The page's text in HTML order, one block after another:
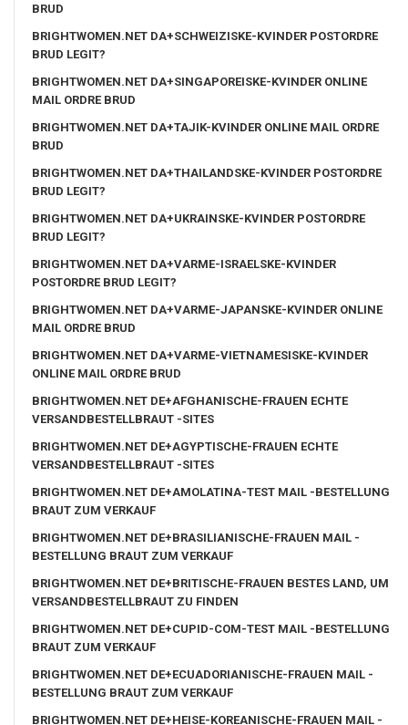
BRUD
BRIGHTWOMEN.NET DA+SCHWEIZISKE-KVINDER POSTORDRE
BRUD LEGIT?
BRIGHTWOMEN.NET DA+SINGAPOREISKE-KVINDER ONLINE
MAIL ORDRE BRUD
BRIGHTWOMEN.NET DA+TAJIK-KVINDER ONLINE MAIL ORDRE
BRUD
BRIGHTWOMEN.NET DA+THAILANDSKE-KVINDER POSTORDRE
BRUD LEGIT?
BRIGHTWOMEN.NET DA+UKRAINSKE-KVINDER POSTORDRE
BRUD LEGIT?
BRIGHTWOMEN.NET DA+VARME-ISRAELSKE-KVINDER
POSTORDRE BRUD LEGIT?
BRIGHTWOMEN.NET DA+VARME-JAPANSKE-KVINDER ONLINE
MAIL ORDRE BRUD
BRIGHTWOMEN.NET DA+VARME-VIETNAMESISKE-KVINDER
ONLINE MAIL ORDRE BRUD
BRIGHTWOMEN.NET DE+AFGHANISCHE-FRAUEN ECHTE
VERSANDBESTELLBRAUT -SITES
BRIGHTWOMEN.NET DE+AGYPTISCHE-FRAUEN ECHTE
VERSANDBESTELLBRAUT -SITES
BRIGHTWOMEN.NET DE+AMOLATINA-TEST MAIL -BESTELLUNG
BRAUT ZUM VERKAUF
BRIGHTWOMEN.NET DE+BRASILIANISCHE-FRAUEN MAIL -
BESTELLUNG BRAUT ZUM VERKAUF
BRIGHTWOMEN.NET DE+BRITISCHE-FRAUEN BESTES LAND, UM
VERSANDBESTELLBRAUT ZU FINDEN
BRIGHTWOMEN.NET DE+CUPID-COM-TEST MAIL -BESTELLUNG
BRAUT ZUM VERKAUF
BRIGHTWOMEN.NET DE+ECUADORIANISCHE-FRAUEN MAIL -
BESTELLUNG BRAUT ZUM VERKAUF
BRIGHTWOMEN.NET DE+HEISE-KOREANISCHE-FRAUEN MAIL -